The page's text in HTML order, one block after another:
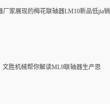
厂家展现的梅花联轴器LM10新品低jia销
文胜机械帮你解读ML9联轴器生产思